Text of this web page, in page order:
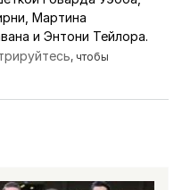
Мартина
и Энтони Тейлора.
, чтобы